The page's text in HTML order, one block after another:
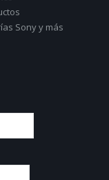
Sony y más